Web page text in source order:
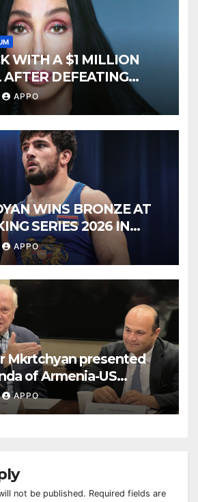
WITH A $1 MILLION
DEFEATING
WIDOW
APPO
WINS BRONZE AT
SERIES 2026 IN
APPO
Mkrtchyan presented
of Armenia-US
Foreign Policy
APPO
not be published. Required fields are